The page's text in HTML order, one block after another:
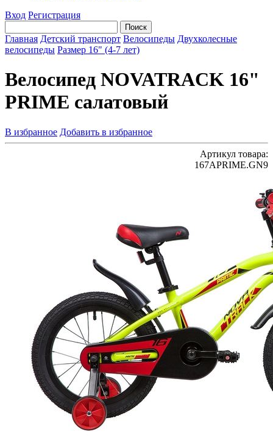
Вход Регистрация
Главная Детский транспорт Велосипеды Двухколесные
велосипеды Размер 16" (4-7 лет)
Велосипед NOVATRACK 16"
PRIME салатовый
В избранное Добавить в избранное
Артикул товара:
167APRIME.GN9